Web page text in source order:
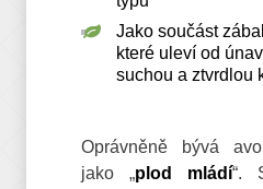
Jako součást
které uleví od
suchou a ztvrdlou
Oprávněně bývá
jako „plod mládí“.